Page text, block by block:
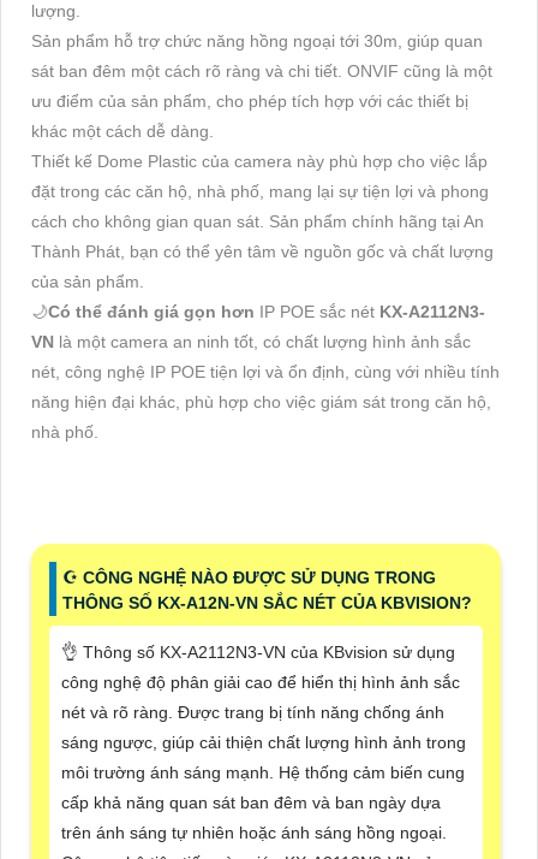
lượng.
Sản phẩm hỗ trợ chức năng hồng ngoại tới 30m, giúp quan
sát ban đêm một cách rõ ràng và chi tiết. ONVIF cũng là một
ưu điểm của sản phẩm, cho phép tích hợp với các thiết bị
khác một cách dễ dàng.
Thiết kế Dome Plastic của camera này phù hợp cho việc lắp
đặt trong các căn hộ, nhà phố, mang lại sự tiện lợi và phong
cách cho không gian quan sát. Sản phẩm chính hãng tại An
Thành Phát, bạn có thể yên tâm về nguồn gốc và chất lượng
của sản phẩm.
🌙Có thể đánh giá gọn hơn IP POE sắc nét KX-A2112N3-
VN là một camera an ninh tốt, có chất lượng hình ảnh sắc
nét, công nghệ IP POE tiện lợi và ổn định, cùng với nhiều tính
năng hiện đại khác, phù hợp cho việc giám sát trong căn hộ,
nhà phố.
☪ CÔNG NGHỆ NÀO ĐƯỢC SỬ DỤNG TRONG
THÔNG SỐ KX-A12N-VN SẮC NÉT CỦA KBVISION?
👌 Thông số KX-A2112N3-VN của KBvision sử dụng
công nghệ độ phân giải cao để hiển thị hình ảnh sắc
nét và rõ ràng. Được trang bị tính năng chống ánh
sáng ngược, giúp cải thiện chất lượng hình ảnh trong
môi trường ánh sáng mạnh. Hệ thống cảm biến cung
cấp khả năng quan sát ban đêm và ban ngày dựa
trên ánh sáng tự nhiên hoặc ánh sáng hồng ngoại.